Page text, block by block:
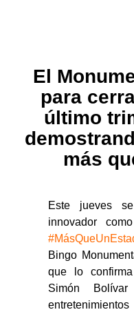
El
para
último
más
Este jueves
innovador
Bingo
que lo
Simón